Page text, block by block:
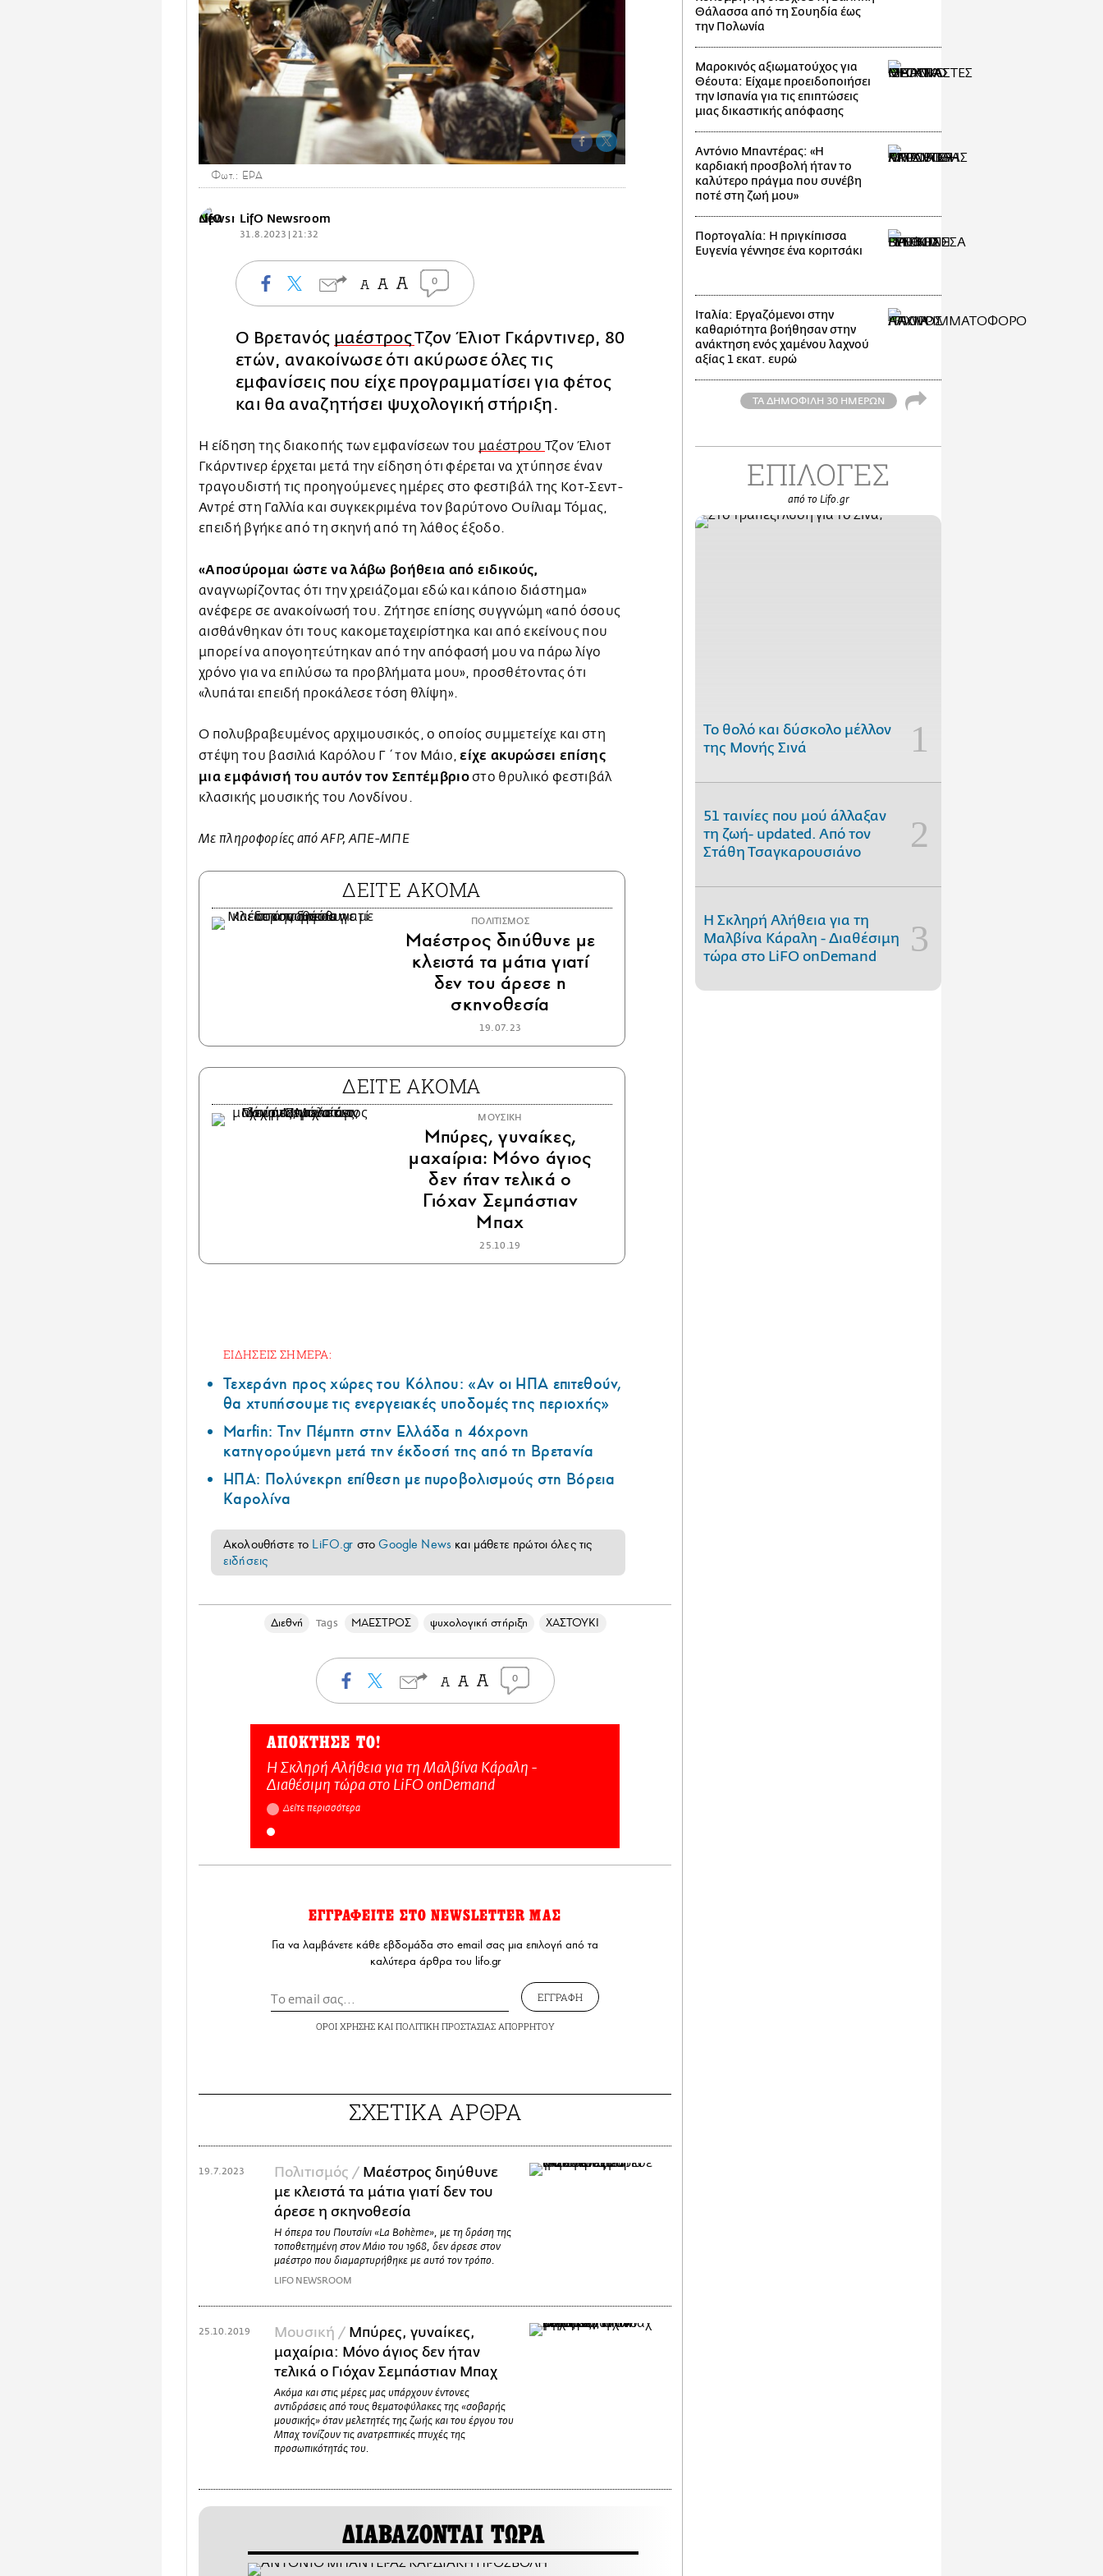
Φωτ.: EPA
LifO Newsroom
31.8.2023 | 21:32
0
Ο Βρετανός μαέστροςΤζον Έλιοτ Γκάρντινερ, 80
ετών, ανακοίνωσε ότι ακύρωσε όλες τις
εμφανίσεις που είχε προγραμματίσει για φέτος
και θα αναζητήσει ψυχολογική στήριξη.
Η είδηση της διακοπής των εμφανίσεων του μαέστρουΤζον Έλιοτ
Γκάρντινερ έρχεται μετά την είδηση ότι φέρεται να χτύπησε έναν
τραγουδιστή τις προηγούμενες ημέρες στο φεστιβάλ της Κοτ-Σεντ-
Αντρέ στη Γαλλία και συγκεκριμένα τον βαρύτονο Ουίλιαμ Τόμας,
επειδή βγήκε από τη σκηνή από τη λάθος έξοδο.
«Αποσύρομαι ώστε να λάβω βοήθεια από ειδικούς,
αναγνωρίζοντας ότι την χρειάζομαι εδώ και κάποιο διάστημα»
ανέφερε σε ανακοίνωσή του. Ζήτησε επίσης συγγνώμη «από όσους
αισθάνθηκαν ότι τους κακομεταχειρίστηκα και από εκείνους που
μπορεί να απογοητεύτηκαν από την απόφασή μου να πάρω λίγο
χρόνο για να επιλύσω τα προβλήματα μου», προσθέτοντας ότι
«λυπάται επειδή προκάλεσε τόση θλίψη».
Ο πολυβραβευμένος αρχιμουσικός, ο οποίος συμμετείχε και στη
στέψη του βασιλιά Καρόλου Γ΄ τον Μάιο,είχε ακυρώσει επίσης
μια εμφάνισή του αυτόν τον Σεπτέμβριοστο θρυλικό φεστιβάλ
κλασικής μουσικής του Λονδίνου.
Με πληροφορίες από AFP, ΑΠΕ-ΜΠΕ
ΔΕΙΤΕ ΑΚΟΜΑ
ΠΟΛΙΤΙΣΜΟΣ
Μαέστρος διηύθυνε με
κλειστά τα μάτια γιατί
δεν του άρεσε η
σκηνοθεσία
19.07.23
ΔΕΙΤΕ ΑΚΟΜΑ
ΜΟΥΣΙΚΗ
Μπύρες, γυναίκες,
μαχαίρια: Μόνο άγιος
δεν ήταν τελικά ο
Γιόχαν Σεμπάστιαν
Μπαχ
25.10.19
ΕΙΔΗΣΕΙΣ ΣΗΜΕΡΑ:
Τεχεράνη προς χώρες του Κόλπου: «Αν οι ΗΠΑ επιτεθούν,
θα χτυπήσουμε τις ενεργειακές υποδομές της περιοχής»
Marfin: Την Πέμπτη στην Ελλάδα η 46χρονη
κατηγορούμενη μετά την έκδοσή της από τη Βρετανία
ΗΠΑ: Πολύνεκρη επίθεση με πυροβολισμούς στη Βόρεια
Καρολίνα
Ακολουθήστε το LiFO.gr στοGoogle News και μάθετε πρώτοι όλες τις
ειδήσεις
Διεθνή Tags ΜΑΕΣΤΡΟΣ ψυχολογική στήριξη ΧΑΣΤΟΥΚΙ
0
ΑΠΟΚΤΗΣΕ ΤΟ!
Η Σκληρή Αλήθεια για τη Μαλβίνα Κάραλη -
Διαθέσιμη τώρα στo LiFO onDemand
Δείτε περισσότερα
ΕΓΓΡΑΦΕΙΤΕ ΣΤΟ NEWSLETTER ΜΑΣ
Για να λαμβάνετε κάθε εβδομάδα στο email σας μια επιλογή από τα
καλύτερα άρθρα του lifo.gr
ΕΓΓΡΑΦΗ
ΟΡΟΙ ΧΡΗΣΗΣΚΑΙ ΠΟΛΙΤΙΚΗ ΠΡΟΣΤΑΣΙΑΣ ΑΠΟΡΡΗΤΟΥ
ΣΧΕΤΙΚΑ ΑΡΘΡΑ
Πολιτισμός / Μαέστρος διηύθυνε
με κλειστά τα μάτια γιατί δεν του
άρεσε η σκηνοθεσία
Η όπερα του Πουτσίνι «La Bohème», με τη δράση της
τοποθετημένη στον Μάιο του 1968, δεν άρεσε στον
μαέστρο που διαμαρτυρήθηκε με αυτό τον τρόπο.
LIFO NEWSROOM
19.7.2023
Μουσική / Μπύρες, γυναίκες,
μαχαίρια: Μόνο άγιος δεν ήταν
τελικά ο Γιόχαν Σεμπάστιαν Μπαχ
Ακόμα και στις μέρες μας υπάρχουν έντονες
αντιδράσεις από τους θεματοφύλακες της «σοβαρής
μουσικής» όταν μελετητές της ζωής και του έργου του
Μπαχ τονίζουν τις ανατρεπτικές πτυχές της
προσωπικότητάς του.
25.10.2019
ΔΙΑΒΑΖΟΝΤΑΙ ΤΩΡΑ
Θάλασσα από τη Σουηδία έως
την Πολωνία
Μαροκινός αξιωματούχος για
Θέουτα: Είχαμε προειδοποιήσει
την Ισπανία για τις επιπτώσεις
μιας δικαστικής απόφασης
Αντόνιο Μπαντέρας: «Η
καρδιακή προσβολή ήταν το
καλύτερο πράγμα που συνέβη
ποτέ στη ζωή μου»
Πορτογαλία: Η πριγκίπισσα
Ευγενία γέννησε ένα κοριτσάκι
Ιταλία: Εργαζόμενοι στην
καθαριότητα βοήθησαν στην
ανάκτηση ενός χαμένου λαχνού
αξίας 1 εκατ. ευρώ
ΤΑ ΔΗΜΟΦΙΛΗ 30 ΗΜΕΡΩΝ
ΕΠΙΛΟΓΕΣ
από το Lifo.gr
Το θολό και δύσκολο μέλλον
της Μονής Σινά
51 ταινίες που μού άλλαξαν
τη ζωή- updated. Aπό τον
Στάθη Τσαγκαρουσιάνο
Η Σκληρή Αλήθεια για τη
Μαλβίνα Κάραλη - Διαθέσιμη
τώρα στo LiFO onDemand